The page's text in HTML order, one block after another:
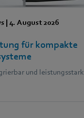
| 4. August 2026
für kompakte
und leistungsstark